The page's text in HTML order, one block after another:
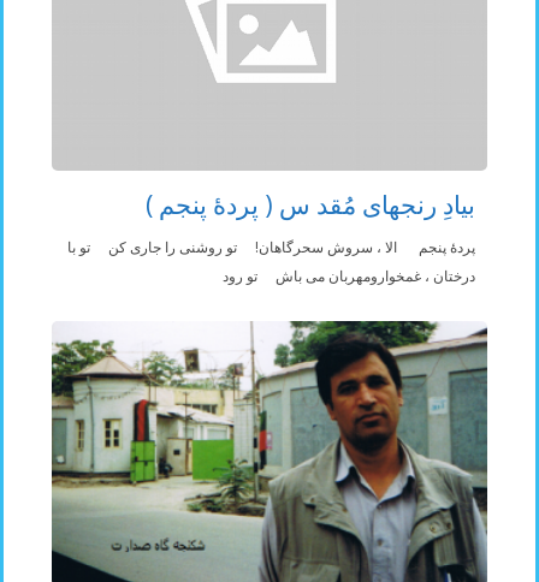
بیادِ رنجهای مُقد س ( پردۀ پنجم )
پردۀ پنجم الا ، سروش سحرگاهان! تو روشنی را جاری کن تو با
درختان ، غمخوارومهربان می باش تو رود